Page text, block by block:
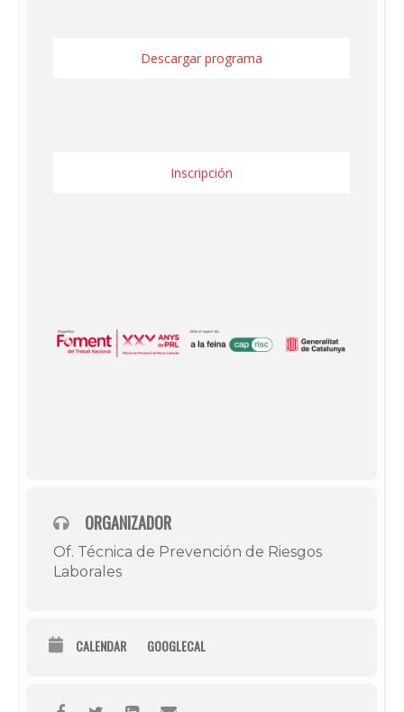
Descargar programa
Inscripción
ORGANIZADOR
Of. Técnica de Prevención de Riesgos
Laborales
CALENDAR GOOGLECAL